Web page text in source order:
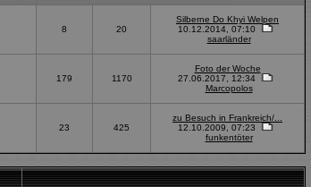
8 20
Silberne Do Khyi Welpen
10.12.2014, 07:10
saarländer
179 1170
Foto der Woche
27.06.2017, 12:34
Marcopolos
23 425
zu Besuch in Frankreich/...
12.10.2009, 07:23
funkentöter